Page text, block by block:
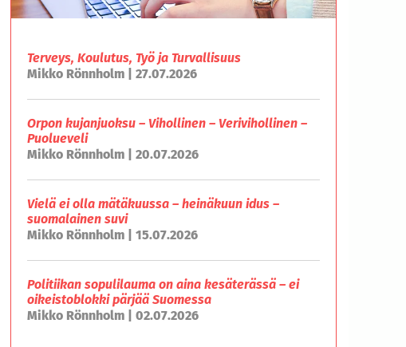
Terveys, Koulutus, Työ ja Turvallisuus
Mikko Rönnholm | 27.07.2026
Orpon kujanjuoksu – Vihollinen – Verivihollinen –
Puolueveli
Mikko Rönnholm | 20.07.2026
Vielä ei olla mätäkuussa – heinäkuun idus –
suomalainen suvi
Mikko Rönnholm | 15.07.2026
Politiikan sopulilauma on aina kesäterässä – ei
oikeistoblokki pärjää Suomessa
Mikko Rönnholm | 02.07.2026